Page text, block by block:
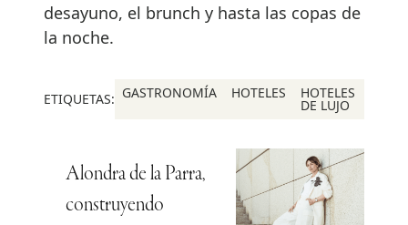
desayuno, el brunch y hasta las copas de
la noche.
ETIQUETAS: GASTRONOMÍA HOTELES HOTELES
DE LUJO
Alondra de la Parra,
construyendo